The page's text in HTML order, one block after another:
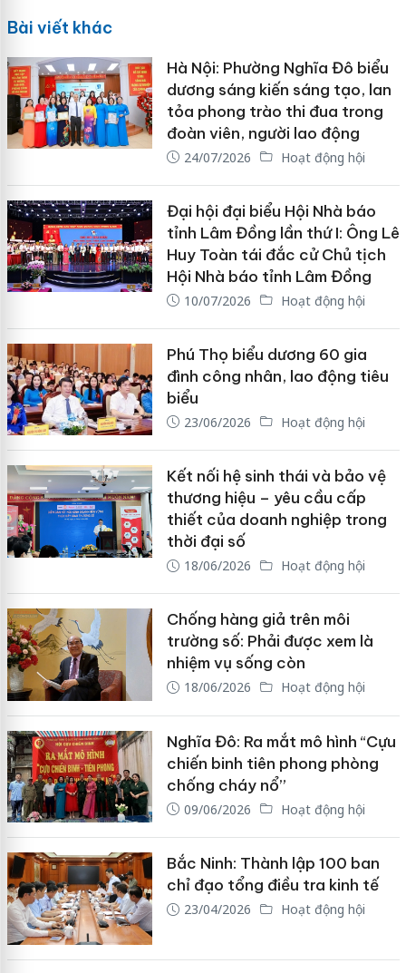
Bài viết khác
Hà Nội: Phường Nghĩa Đô biểu
dương sáng kiến sáng tạo, lan
tỏa phong trào thi đua trong
đoàn viên, người lao động
24/07/2026 Hoạt động hội
Đại hội đại biểu Hội Nhà báo
tỉnh Lâm Đồng lần thứ I: Ông Lê
Huy Toàn tái đắc cử Chủ tịch
Hội Nhà báo tỉnh Lâm Đồng
10/07/2026 Hoạt động hội
Phú Thọ biểu dương 60 gia
đình công nhân, lao động tiêu
biểu
23/06/2026 Hoạt động hội
Kết nối hệ sinh thái và bảo vệ
thương hiệu – yêu cầu cấp
thiết của doanh nghiệp trong
thời đại số
18/06/2026 Hoạt động hội
Chống hàng giả trên môi
trường số: Phải được xem là
nhiệm vụ sống còn
18/06/2026 Hoạt động hội
Nghĩa Đô: Ra mắt mô hình “Cựu
chiến binh tiên phong phòng
chống cháy nổ”
09/06/2026 Hoạt động hội
Bắc Ninh: Thành lập 100 ban
chỉ đạo tổng điều tra kinh tế
23/04/2026 Hoạt động hội